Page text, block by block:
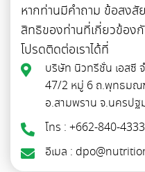
หากท่านมีคำถาม ข้อสงสั
สิทธิของท่านที่เกี่ยวข้อ
โปรดติดต่อเราได้ที่
บริษัท นิวทรีชั่น เอสซี
47/2 หมู่ 6 ถ.พุทธมณ
อ.สามพราน จ.นครป
โทร : +662-840-4333
อีเมล :